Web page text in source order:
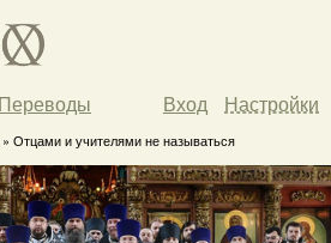
Переводы Вход Настройки
» Отцами и учителями не называться